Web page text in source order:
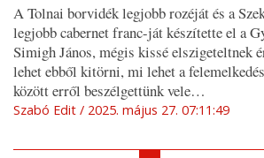
A Tolnai borvidék legjobb rozéját és a
legjobb cabernet franc-ját készítette el a
Simigh János, mégis kissé elszigeteltnek
lehet ebből kitörni, mi lehet a
között erről beszélgettünk vele…
Szabó Edit 2025. május 27. 07:11:49